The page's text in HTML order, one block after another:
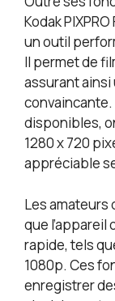
Kodak
un outil
Il permet de
assurant ainsi
disponibles,
1280 x 720
appréciable
Les amateurs
que l’appareil
rapide, tels
1080p. Ces
enregistrer